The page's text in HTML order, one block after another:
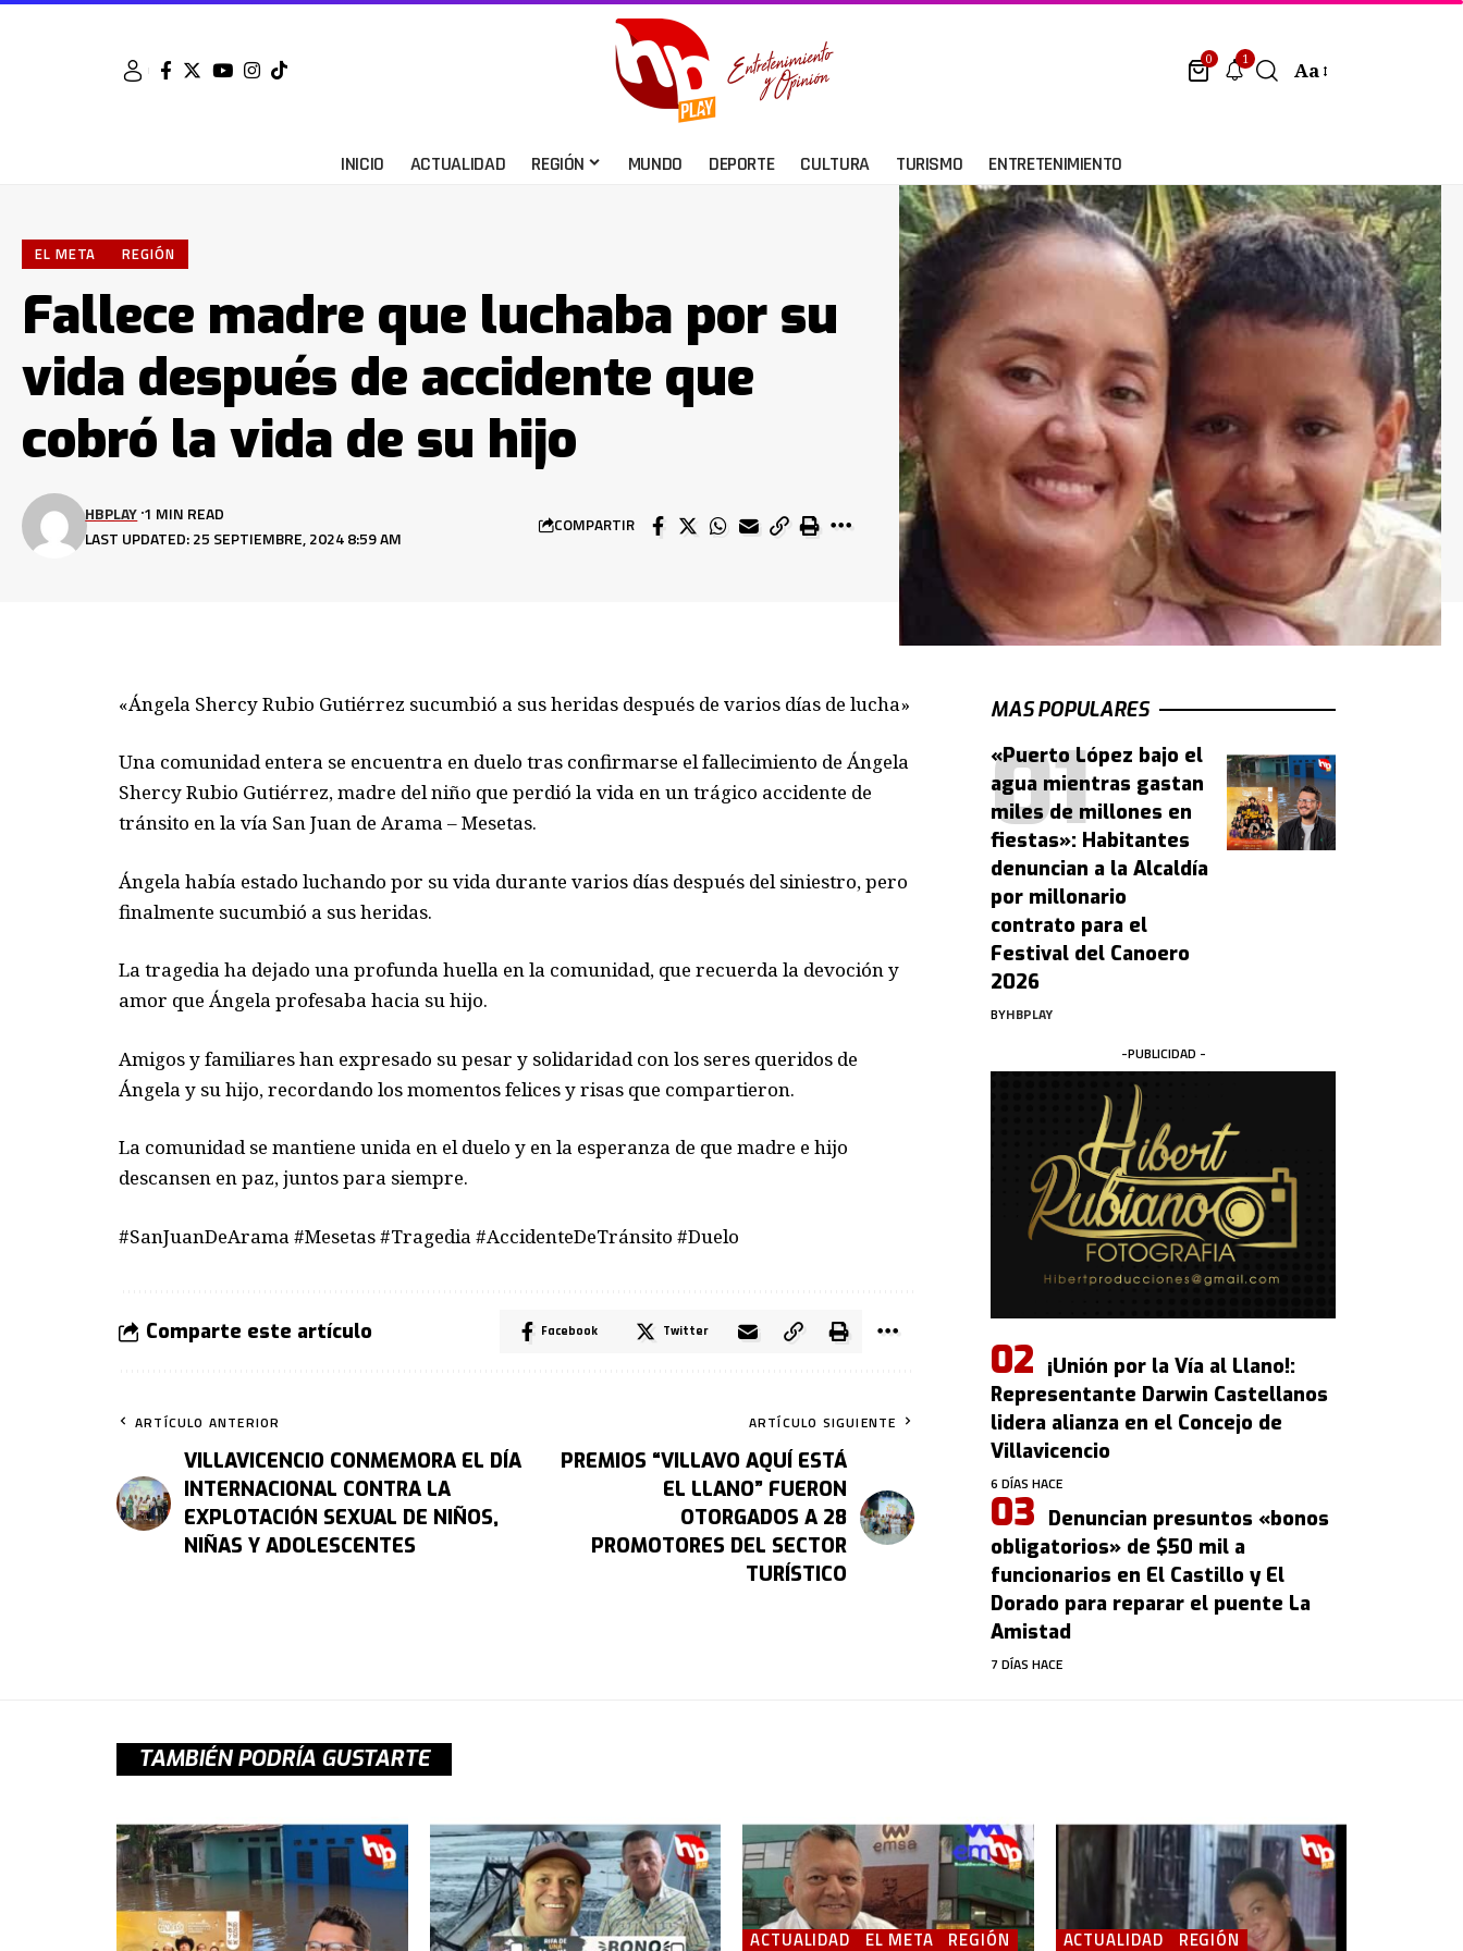
0 1 Aa
INICIO ACTUALIDAD REGIÓN MUNDO DEPORTE CULTURA TURISMO ENTRETENIMIENTO
EL META REGIÓN
Fallece madre que luchaba por su
vida después de accidente que
cobró la vida de su hijo
LAST UPDATED: 25 SEPTIEMBRE, 2024 8:59 AM
HBPLAY 1 MIN READ
COMPARTIR
«Ángela Shercy Rubio Gutiérrez sucumbió a sus heridas después de varios días de lucha»
Una comunidad entera se encuentra en duelo tras confirmarse el fallecimiento de Ángela
Shercy Rubio Gutiérrez, madre del niño que perdió la vida en un trágico accidente de
tránsito en la vía San Juan de Arama – Mesetas.
Ángela había estado luchando por su vida durante varios días después del siniestro, pero
finalmente sucumbió a sus heridas.
La tragedia ha dejado una profunda huella en la comunidad, que recuerda la devoción y
amor que Ángela profesaba hacia su hijo.
Amigos y familiares han expresado su pesar y solidaridad con los seres queridos de
Ángela y su hijo, recordando los momentos felices y risas que compartieron.
La comunidad se mantiene unida en el duelo y en la esperanza de que madre e hijo
descansen en paz, juntos para siempre.
#SanJuanDeArama #Mesetas #Tragedia #AccidenteDeTránsito #Duelo
Comparte este artículo Facebook Twitter
ARTÍCULO ANTERIOR
VILLAVICENCIO CONMEMORA EL DÍA
INTERNACIONAL CONTRA LA
EXPLOTACIÓN SEXUAL DE NIÑOS,
NIÑAS Y ADOLESCENTES
ARTÍCULO SIGUIENTE
PREMIOS “VILLAVO AQUÍ ESTÁ
EL LLANO” FUERON
OTORGADOS A 28
PROMOTORES DEL SECTOR
TURÍSTICO
MAS POPULARES
«Puerto López bajo el
agua mientras gastan
miles de millones en
fiestas»: Habitantes
denuncian a la Alcaldía
por millonario
contrato para el
Festival del Canoero
2026
BYHBPLAY
-PUBLICIDAD -
¡Unión por la Vía al Llano!:
Representante Darwin Castellanos
lidera alianza en el Concejo de
Villavicencio
6 DÍAS HACE
Denuncian presuntos «bonos
obligatorios» de $50 mil a
funcionarios en El Castillo y El
Dorado para reparar el puente La
Amistad
7 DÍAS HACE
TAMBIÉN PODRÍA GUSTARTE
ACTUALIDAD EL META
REGIÓN
ACTUALIDAD
REGIÓN